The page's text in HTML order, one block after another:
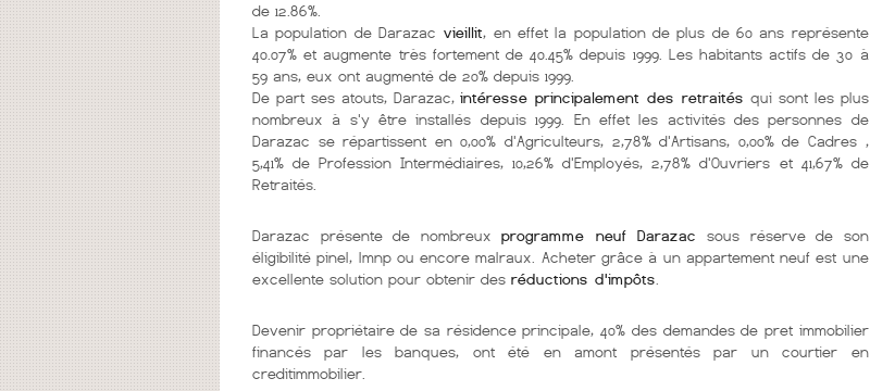
de 12.86%.
La population de Darazac vieillit, en effet la population de plus de 60 ans représente
40.07% et augmente très fortement de 40.45% depuis 1999. Les habitants actifs de 30 à
59 ans, eux ont augmenté de 20% depuis 1999.
De part ses atouts, Darazac,intéresse principalement des retraités qui sont les plus
nombreux à s'y être installés depuis 1999. En effet les activités des personnes de
Darazac se répartissent en 0,00% d'Agriculteurs, 2,78% d'Artisans, 0,00% de Cadres ,
5,41% de Profession Intermédiaires, 10,26% d'Employés, 2,78% d'Ouvriers et 41,67% de
Retraités.
Darazac présente de nombreuxprogramme neuf Darazac sous réserve de son
éligibilité pinel, lmnp ou encore malraux. Acheter grâce à un appartement neuf est une
excellente solution pour obtenir des réductions d'impôts
Devenir propriétaire de sa résidence principale, 40% des demandes de pret immobilier
financés par les banques, ont été en amont présentés par un courtier en
creditimmobilier.